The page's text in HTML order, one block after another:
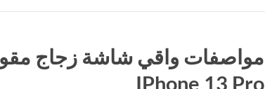
IPhone 13 Pro